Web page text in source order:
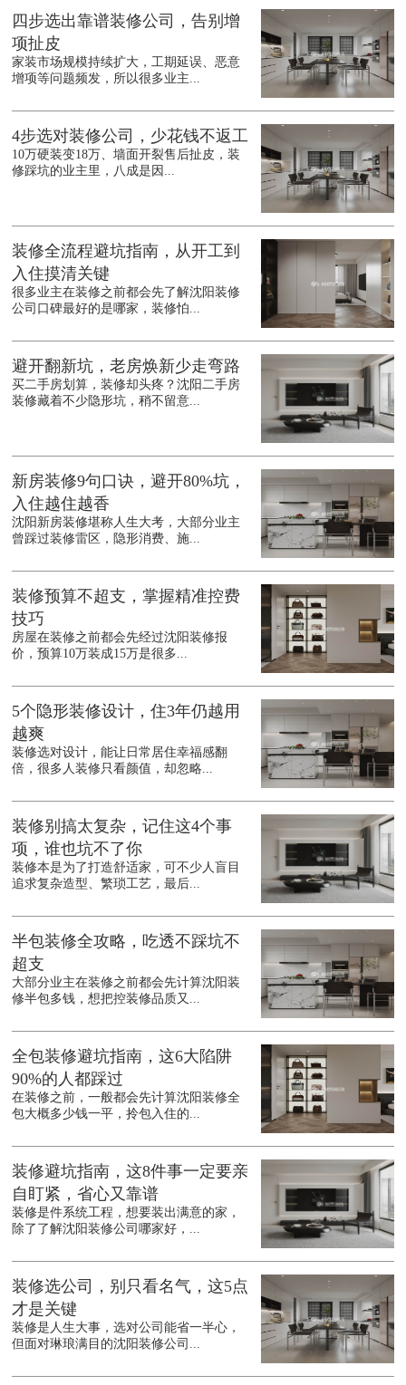
四步选出靠谱装修公司，告别增
项扯皮
家装市场规模持续扩大，工期延误、恶意
增项等问题频发，所以很多业主...
4步选对装修公司，少花钱不返工
10万硬装变18万、墙面开裂售后扯皮，装
修踩坑的业主里，八成是因...
装修全流程避坑指南，从开工到
入住摸清关键
很多业主在装修之前都会先了解沈阳装修
公司口碑最好的是哪家，装修怕...
避开翻新坑，老房焕新少走弯路
买二手房划算，装修却头疼？沈阳二手房
装修藏着不少隐形坑，稍不留意...
新房装修9句口诀，避开80%坑，
入住越住越香
沈阳新房装修堪称人生大考，大部分业主
曾踩过装修雷区，隐形消费、施...
装修预算不超支，掌握精准控费
技巧
房屋在装修之前都会先经过沈阳装修报
价，预算10万装成15万是很多...
5个隐形装修设计，住3年仍越用
越爽
装修选对设计，能让日常居住幸福感翻
倍，很多人装修只看颜值，却忽略...
装修别搞太复杂，记住这4个事
项，谁也坑不了你
装修本是为了打造舒适家，可不少人盲目
追求复杂造型、繁琐工艺，最后...
半包装修全攻略，吃透不踩坑不
超支
大部分业主在装修之前都会先计算沈阳装
修半包多钱，想把控装修品质又...
全包装修避坑指南，这6大陷阱
90%的人都踩过
在装修之前，一般都会先计算沈阳装修全
包大概多少钱一平，拎包入住的...
装修避坑指南，这8件事一定要亲
自盯紧，省心又靠谱
装修是件系统工程，想要装出满意的家，
除了了解沈阳装修公司哪家好，...
装修选公司，别只看名气，这5点
才是关键
装修是人生大事，选对公司能省一半心，
但面对琳琅满目的沈阳装修公司...